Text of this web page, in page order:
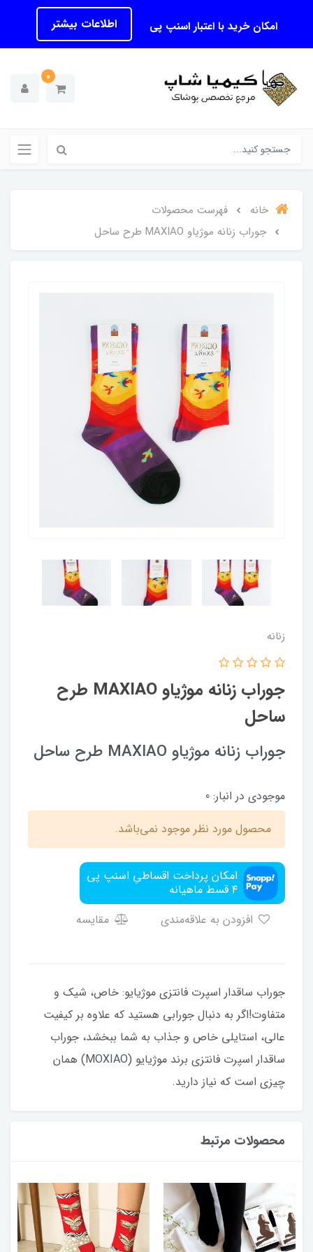
امکان خرید با اعتبار اسنپ پی اطلاعات بیشتر
0
خانه
فهرست محصولات
جوراب زنانه موژیاو MAXIAO طرح ساحل
زنانه
جوراب زنانه موژیاو MAXIAO طرح
ساحل
جوراب زنانه موژیاو MAXIAO طرح ساحل
موجودی در انبار: 0
محصول مورد نظر موجود نمی‌باشد.
امکان پرداخت اقساطیِ اسنپ پی
۴ قسط ماهیانه
مقایسه
جوراب ساقدار اسپرت فانتزی موژیایو: خاص، شیک و
متفاوت!اگر به دنبال جورابی هستید که علاوه بر کیفیت
عالی، استایلی خاص و جذاب به شما ببخشد، جوراب
ساقدار اسپرت فانتزی برند موژیایو (MOXIAO) همان
چیزی است که نیاز دارید.
محصولات مرتبط